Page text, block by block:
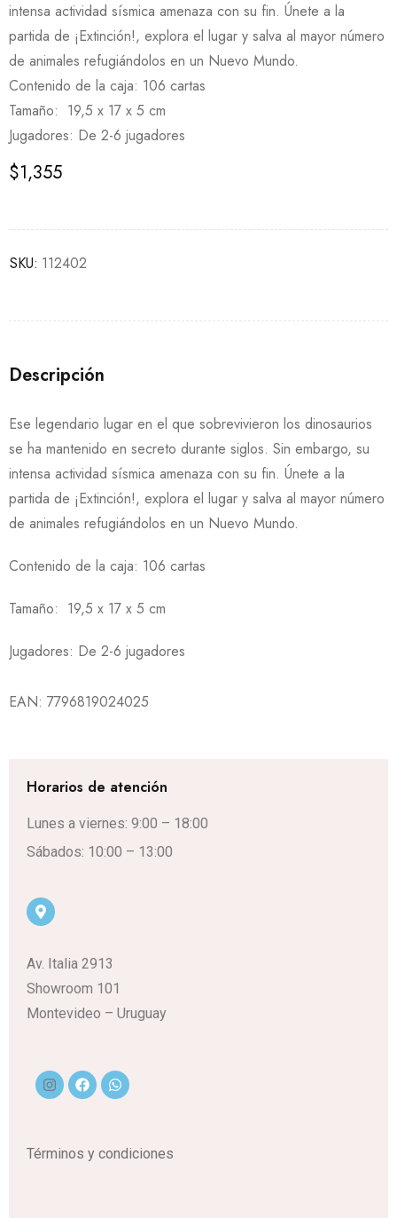
intensa actividad sísmica amenaza con su fin. Únete a la
partida de ¡Extinción!, explora el lugar y salva al mayor número
de animales refugiándolos en un Nuevo Mundo.
Contenido de la caja: 106 cartas
Tamaño: 19,5 x 17 x 5 cm
Jugadores: De 2-6 jugadores
$1,355
SKU: 112402
Descripción
Ese legendario lugar en el que sobrevivieron los dinosaurios
se ha mantenido en secreto durante siglos. Sin embargo, su
intensa actividad sísmica amenaza con su fin. Únete a la
partida de ¡Extinción!, explora el lugar y salva al mayor número
de animales refugiándolos en un Nuevo Mundo.
Contenido de la caja: 106 cartas
Tamaño: 19,5 x 17 x 5 cm
Jugadores: De 2-6 jugadores
EAN: 7796819024025
Horarios de atención
Lunes a viernes: 9:00 – 18:00
Sábados: 10:00 – 13:00
Av. Italia 2913
Showroom 101
Montevideo – Uruguay
Términos y condiciones